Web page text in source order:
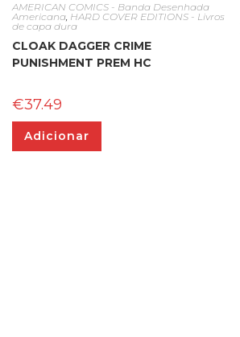
AMERICAN COMICS - Banda Desenhada
Americana, HARD COVER EDITIONS - Livros
de capa dura
CLOAK DAGGER CRIME
PUNISHMENT PREM HC
€37.49
Adicionar